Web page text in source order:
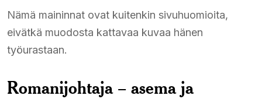
Nämä maininnat ovat kuitenkin sivuhuomioita,
eivätkä muodosta kattavaa kuvaa hänen
työurastaan.
Romanijohtaja – asema ja